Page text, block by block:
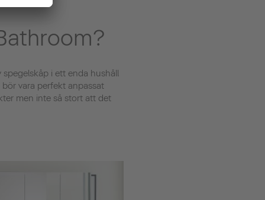
i ett enda hushåll
vara perfekt anpassat
men inte så stort att det